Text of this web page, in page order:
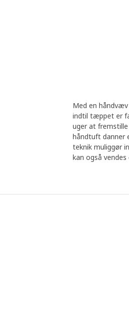
Med en
indtil tæppet er
uger at
håndtuft danner
teknik muliggør
kan også